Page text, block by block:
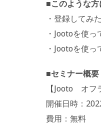
■このような方
・登録してみ
・Jootoを使
・Jootoを使
■セミナー概要
【Jooto オフ
開催日時：
費用：無料